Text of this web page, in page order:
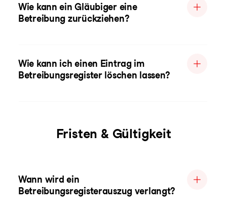
Wie kann ein Gläubiger eine
Betreibung zurückziehen?
Wie kann ich einen Eintrag im
Betreibungsregister löschen lassen?
Fristen & Gültigkeit
Wann wird ein
Betreibungsregisterauszug verlangt?